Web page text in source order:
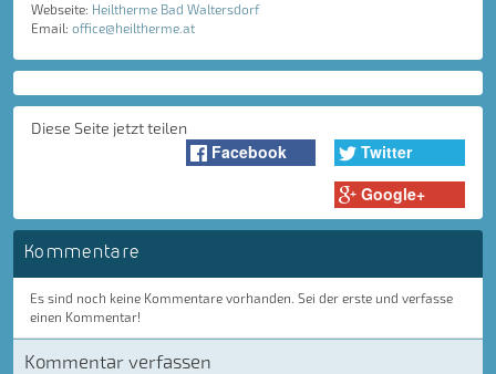
Webseite: Heiltherme Bad Waltersdorf
Email: office@heiltherme.at
Diese Seite jetzt teilen
Facebook
Twitter
Google+
Kommentare
Es sind noch keine Kommentare vorhanden. Sei der erste und verfasse
einen Kommentar!
Kommentar verfassen